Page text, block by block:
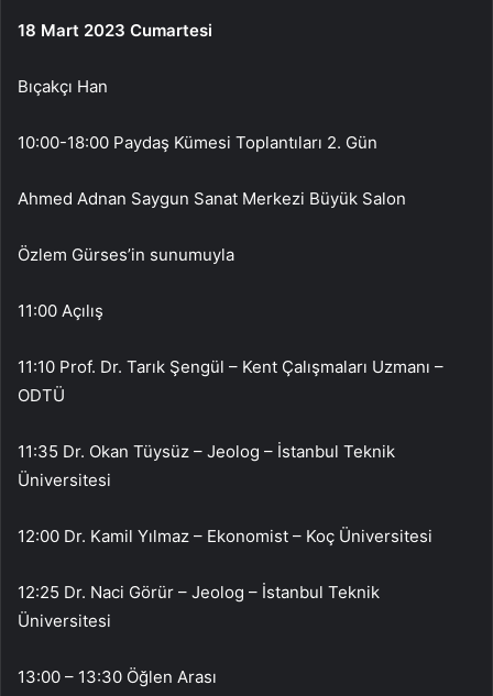
18 Mart 2023 Cumartesi
Bıçakçı Han
10:00-18:00 Paydaş Kümesi Toplantıları 2. Gün
Ahmed Adnan Saygun Sanat Merkezi Büyük Salon
Özlem Gürses’in sunumuyla
11:00 Açılış
11:10 Prof. Dr. Tarık Şengül – Kent Çalışmaları Uzmanı –
ODTÜ
11:35 Dr. Okan Tüysüz – Jeolog – İstanbul Teknik
Üniversitesi
12:00 Dr. Kamil Yılmaz – Ekonomist – Koç Üniversitesi
12:25 Dr. Naci Görür – Jeolog – İstanbul Teknik
Üniversitesi
13:00 – 13:30 Öğlen Arası